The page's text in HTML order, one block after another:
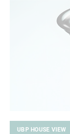
UBP HOUSE VIEW